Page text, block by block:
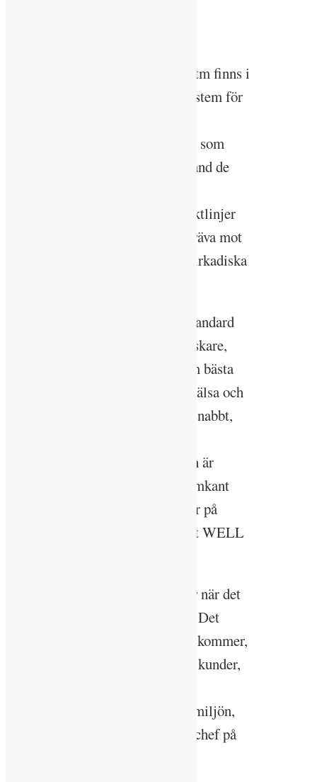
En klar koppling till cirkadisk rytm finns i
WELL Building Standard, ett system för
funktioner i den bebyggda miljön som
påverkar hälsa och välmående bland de
byggnaderna. Enligt systemets riktlinjer
ska belysningen i byggnaderna sträva mot
att minimera störningen av den cirkadiska
Systemet för WELL Building Standard
har under sju år utvecklats av forskare,
läkare och experter för att ta fram bästa
praxis kring nyckelområden för hälsa och
välmående. Certifieringen växer snabbt,
marknaden. I Sverige och Norden är
fastighetsbolaget Castellum i framkant
som sedan några år tillbaka satsar på
kontorsbyggnader uppförda enligt WELL
– Miljö har blivit en hygienfaktor när det
kommer till kontor i stora städer. Det
förväntas uppfyllas. Det nya som kommer,
där vi också märker intresse från kunder,
välbefinnande och upplevelse av miljön,
berättar Filip Elland, hållbarhetschef på